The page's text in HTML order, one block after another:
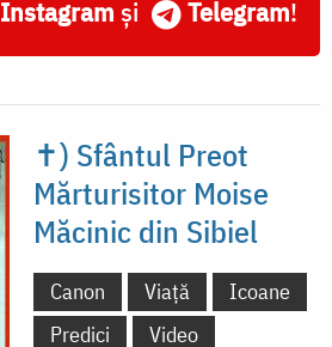
Instagram și Telegram!
✝) Sfântul Preot
Mărturisitor Moise
Măcinic din Sibiel
Canon Viață
Icoane
Predici
Video